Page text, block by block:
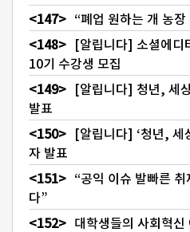
“폐업 원하는 개 농
[알립니다] 소셜에디
10기 수강생 모집
[알립니다] 청년, 세
발표
[알립니다] ‘청년, 세
자 발표
“공익 이슈 발빠른
다”
대학생들의 사회혁신